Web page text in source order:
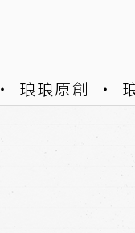
琅琅原創